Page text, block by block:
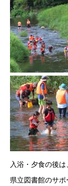
入浴・夕食の後は
県立図書館のサ